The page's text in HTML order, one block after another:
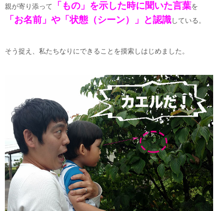
親が寄り添って 「もの」を示した時に聞いた言葉を
「お名前」や「状態（シーン）」と認識している。
そう捉え、私たちなりにできることを摸索しはじめました。